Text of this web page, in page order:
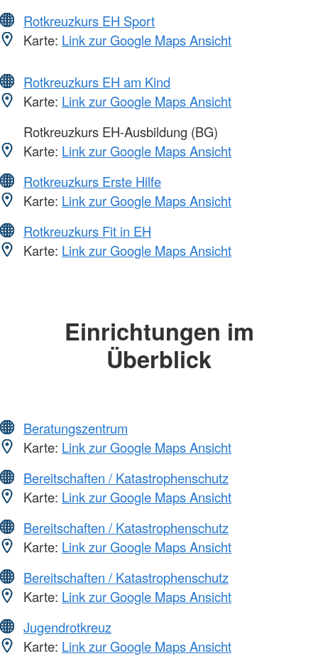
Rotkreuzkurs EH Sport
Karte: Link zur Google Maps Ansicht
Rotkreuzkurs EH am Kind
Karte: Link zur Google Maps Ansicht
Rotkreuzkurs EH-Ausbildung (BG)
Karte: Link zur Google Maps Ansicht
Rotkreuzkurs Erste Hilfe
Karte: Link zur Google Maps Ansicht
Rotkreuzkurs Fit in EH
Karte: Link zur Google Maps Ansicht
Einrichtungen im
Überblick
Beratungszentrum
Karte: Link zur Google Maps Ansicht
Bereitschaften / Katastrophenschutz
Karte: Link zur Google Maps Ansicht
Bereitschaften / Katastrophenschutz
Karte: Link zur Google Maps Ansicht
Bereitschaften / Katastrophenschutz
Karte: Link zur Google Maps Ansicht
Jugendrotkreuz
Karte: Link zur Google Maps Ansicht